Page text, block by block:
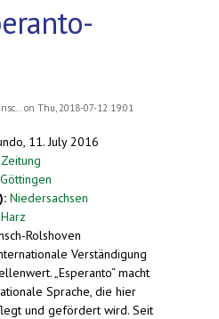
on Thu, 2018-07-12 19:01
11. July 2016
Niedersachsen
Rolshoven
Verständigung
„Esperanto“ macht
Sprache, die hier
und gefördert wird. Seit